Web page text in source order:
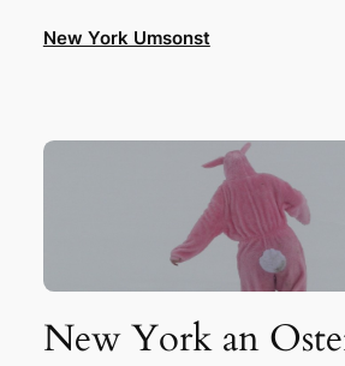
InhaltNew York Umsonst
New York an